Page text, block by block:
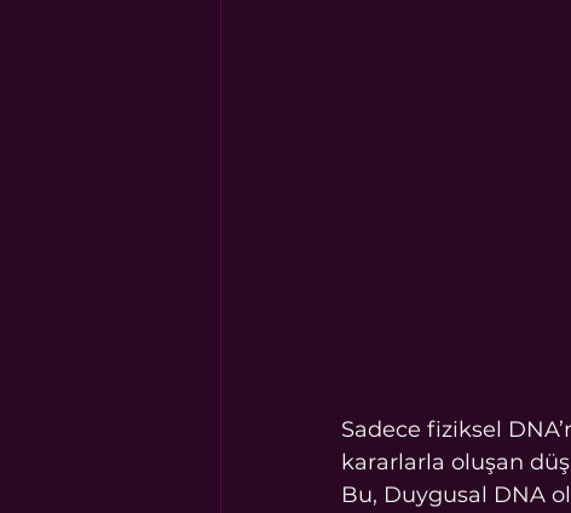
Sadece fiziksel
kararlarla oluşan
Bu, Duygusal DNA